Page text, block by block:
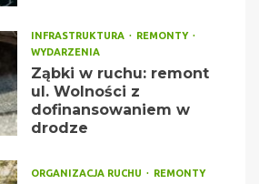
INFRASTRUKTURA
REMONTY
WYDARZENIA
Ząbki w ruchu: remont
ul. Wolności z
dofinansowaniem w
drodze
ORGANIZACJA RUCHU REMONTY